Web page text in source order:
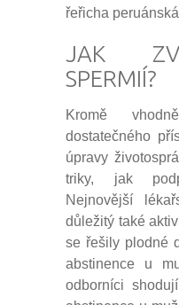
řeřicha
JAK
SPERMIÍ?
Kromě
dostatečného
úpravy
triky, jak
Nejnovější
důležitý také
se řešily plodné
abstinence u
odborníci